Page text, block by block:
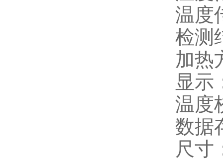
温度
检测
加热
显示
温度
数据
尺寸